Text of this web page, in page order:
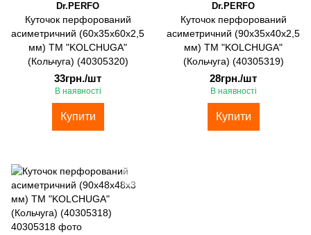
Dr.PERFO
Куточок перфорований
асиметричний (60х35х60х2,5
мм) ТМ "KOLCHUGA"
(Кольчуга) (40305320)
33грн./шт
В наявності
Купити
Dr.PERFO
Куточок перфорований
асиметричний (90х35х40х2,5
мм) ТМ "KOLCHUGA"
(Кольчуга) (40305319)
28грн./шт
В наявності
Купити